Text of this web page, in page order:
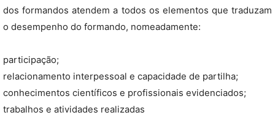
dos formandos atendem a todos os elementos que traduzam
o desempenho do formando, nomeadamente:
participação;
relacionamento interpessoal e capacidade de partilha;
conhecimentos científicos e profissionais evidenciados;
trabalhos e atividades realizadas